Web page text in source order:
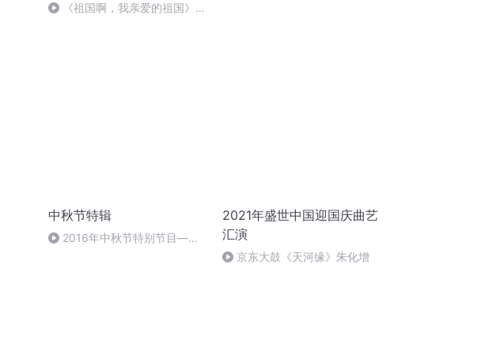
《祖国啊，我亲爱的祖国》温
中秋节特辑
2016年中秋节特别节目—夏
2021年盛世中国迎国庆曲艺
汇演
京东大鼓《天河缘》朱化增